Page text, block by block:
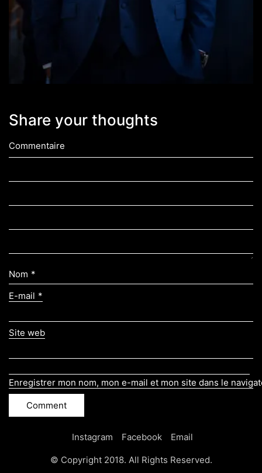
Share your thoughts
Commentaire
Nom *
E-mail *
Site web
Enregistrer mon nom, mon e-mail et mon site dans le
Instagram Facebook Email
© Copyright 2018. All Rights Reserved.